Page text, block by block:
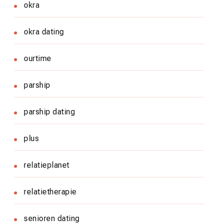
okra
okra dating
ourtime
parship
parship dating
plus
relatieplanet
relatietherapie
senioren dating